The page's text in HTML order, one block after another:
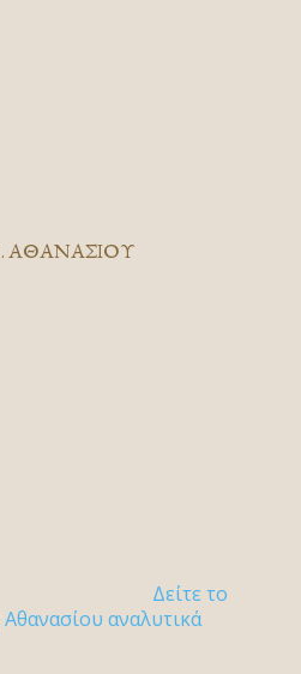
ΑΘΑΝΑΣΙΟΥ
Δείτε το
αναλυτικά